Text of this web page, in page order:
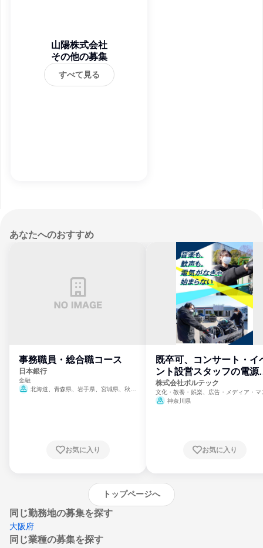
山陽株式会社
その他の募集
すべて見る
あなたへのおすすめ
事務職員・総合職コース
日本銀行
金融
北海道、青森県、岩手県、宮城県、秋田
崎県、熊本県、大分県、宮崎県、鹿児島県、
お気に入り
既卒可、コンサート・イ
ント設営スタッフの電源
門
株式会社ボルテック
文化・教養・娯楽、広告・メディア・マ
ミ、電力・ガス・水道・エネルギー
神奈川県
お気に入り
トップページへ
同じ勤務地の募集を探す
大阪府
同じ業種の募集を探す